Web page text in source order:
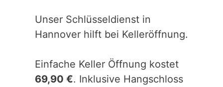
Unser Schlüsseldienst in
Hannover hilft bei Kelleröffnung.
Einfache Keller Öffnung kostet
69,90 €. Inklusive Hangschloss